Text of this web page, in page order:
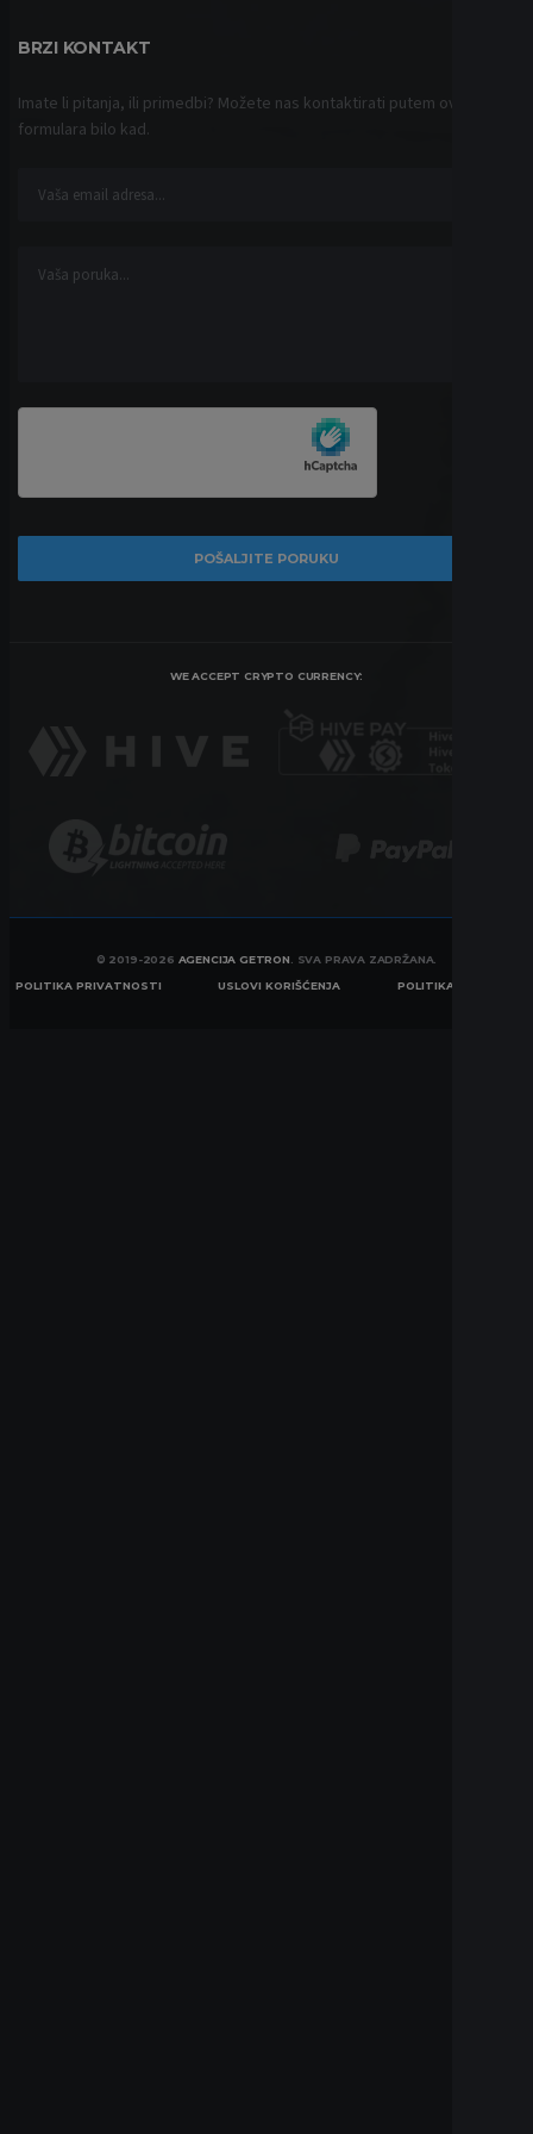
BRZI KONTAKT
Imate li pitanja, ili primedbi? Možete nas kontaktirati putem ovog
formulara bilo kad.
WE ACCEPT CRYPTO CURRENCY:
© 2019-2026 AGENCIJA GETRON . SVA PRAVA ZADRŽANA.
POLITIKA PRIVATNOSTI USLOVI KORIŠĆENJA POLITIKA KOLAČIĆA